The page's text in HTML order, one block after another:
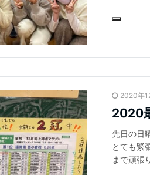
自信満々
食べて
2020年
2020
先日の日
とても緊
まで頑張